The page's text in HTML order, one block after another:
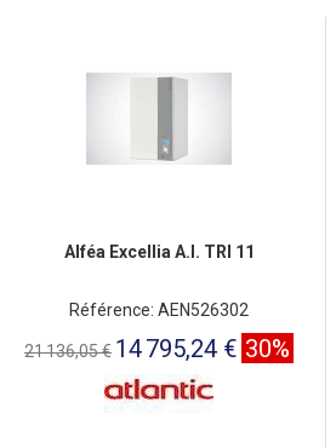
Alféa Excellia A.I. TRI 11
Référence: AEN526302
21 136,05 € 14 795,24 € 30%